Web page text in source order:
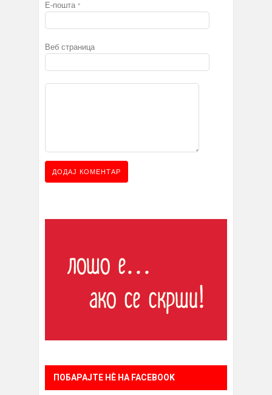
Е-пошта *
Веб страница
ПОБАРАЈТЕ НÈ НА FACEBOOK